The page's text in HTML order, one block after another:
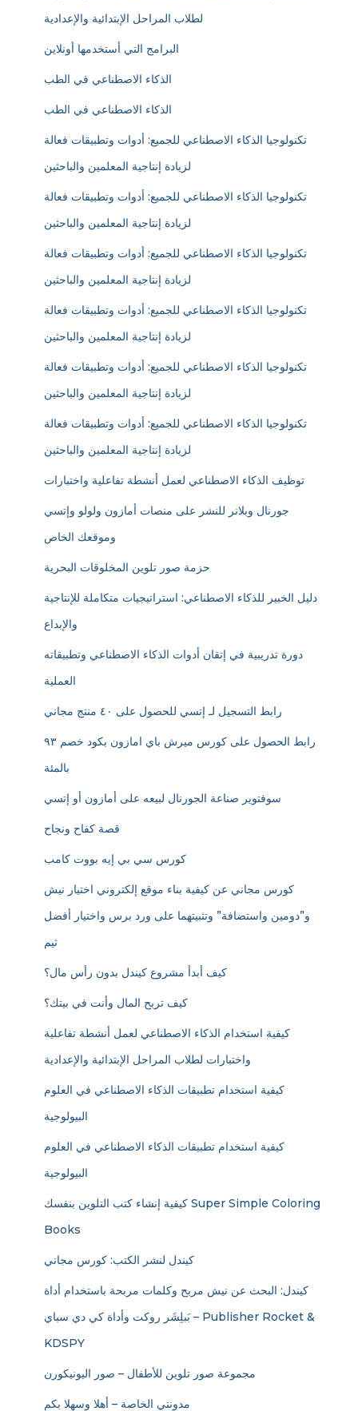
لطلاب المراحل الإبتدائية والإعدادية
البرامج التي أستخدمها أونلاين
الذكاء الاصطناعي في الطب
الذكاء الاصطناعي في الطب
تكنولوجيا الذكاء الاصطناعي للجميع: أدوات وتطبيقات فعالة
لزيادة إنتاجية المعلمين والباحثين
تكنولوجيا الذكاء الاصطناعي للجميع: أدوات وتطبيقات فعالة
لزيادة إنتاجية المعلمين والباحثين
تكنولوجيا الذكاء الاصطناعي للجميع: أدوات وتطبيقات فعالة
لزيادة إنتاجية المعلمين والباحثين
تكنولوجيا الذكاء الاصطناعي للجميع: أدوات وتطبيقات فعالة
لزيادة إنتاجية المعلمين والباحثين
تكنولوجيا الذكاء الاصطناعي للجميع: أدوات وتطبيقات فعالة
لزيادة إنتاجية المعلمين والباحثين
تكنولوجيا الذكاء الاصطناعي للجميع: أدوات وتطبيقات فعالة
لزيادة إنتاجية المعلمين والباحثين
توظيف الذكاء الاصطناعي لعمل أنشطة تفاعلية واختبارات
جورنال وبلانر للنشر على منصات أمازون ولولو وإتسي
وموقعك الخاص
حزمة صور تلوين المخلوقات البحرية
دليل الخبير للذكاء الاصطناعي: استراتيجيات متكاملة للإنتاجية
والإبداع
دورة تدريبية في إتقان أدوات الذكاء الاصطناعي وتطبيقاته
العملية
رابط التسجيل لـ إتسي للحصول على ٤٠ منتج مجاني
رابط الحصول على كورس ميرش باي امازون بكود خصم ٩٣
بالمئة
سوفتوير صناعة الجورنال لبيعه على أمازون أو إتسي
قصة كفاح ونجاح
كورس سي بي إيه بووت كامب
كورس مجاني عن كيفية بناء موقع إلكتروني اختيار نيش
و”دومين واستضافة” وتثبيتهما على ورد برس واختيار أفضل
ثيم
كيف أبدأ مشروع كيندل بدون رأس مال؟
كيف تربح المال وأنت في بيتك؟
كيفية استخدام الذكاء الاصطناعي لعمل أنشطة تفاعلية
واختبارات لطلاب المراحل الإبتدائية والإعدادية
كيفية استخدام تطبيقات الذكاء الاصطناعي في العلوم
كيفية استخدام تطبيقات الذكاء الاصطناعي في العلوم
كيفية إنشاء كتب التلوين بنفسك Super Simple Coloring
Books
كيندل لنشر الكتب: كورس مجاني
كيندل: البحث عن نيش مربح وكلمات مربحة باستخدام أداة
بَبلِشَر روكت وأداة كي دي سباي – Publisher Rocket &
KDSPY
مجموعة صور تلوين للأطفال – صور اليونيكورن
مدونتي الخاصة – أهلا وسهلا بكم